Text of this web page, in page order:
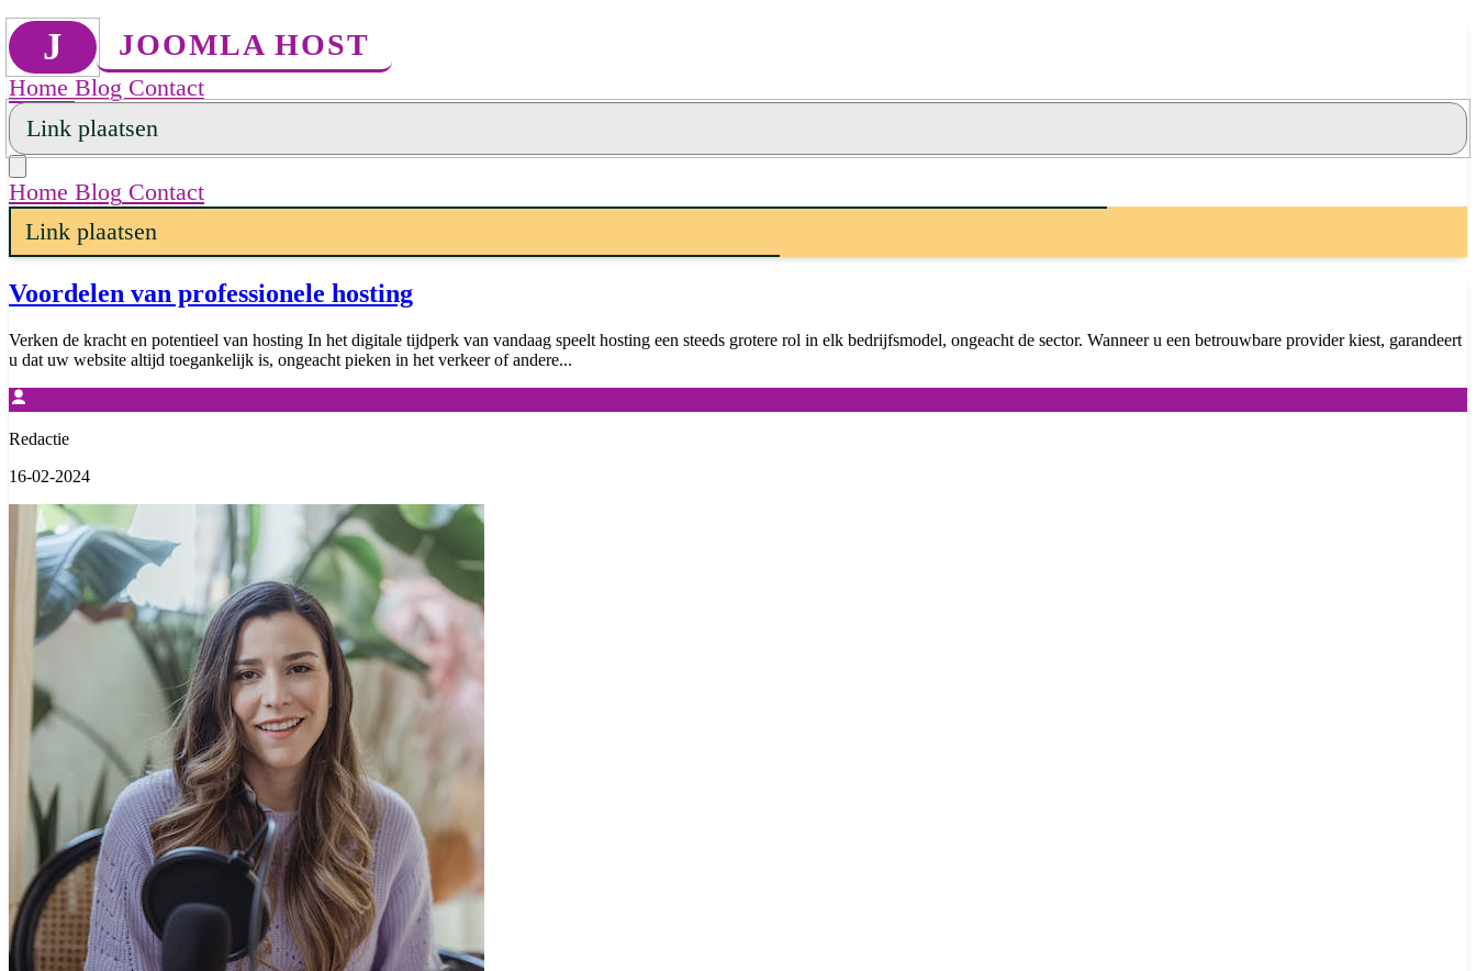
J JOOMLA HOST
Home Blog Contact
Link plaatsen
Home Blog Contact
Link plaatsen
Voordelen van professionele hosting
Verken de kracht en potentieel van hosting In het digitale tijdperk van vandaag speelt hosting een steeds grotere rol in elk bedrijfsmodel, ongeacht de sector. Wanneer u een betrouwbare provider kiest, garandeert
u dat uw website altijd toegankelijk is, ongeacht pieken in het verkeer of andere...
Redactie
16-02-2024